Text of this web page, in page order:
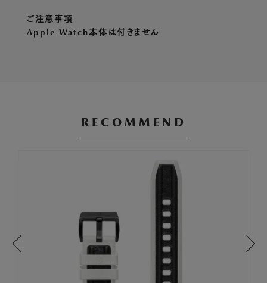
ご注意事項
Apple Watch本体は付きません
RECOMMEND